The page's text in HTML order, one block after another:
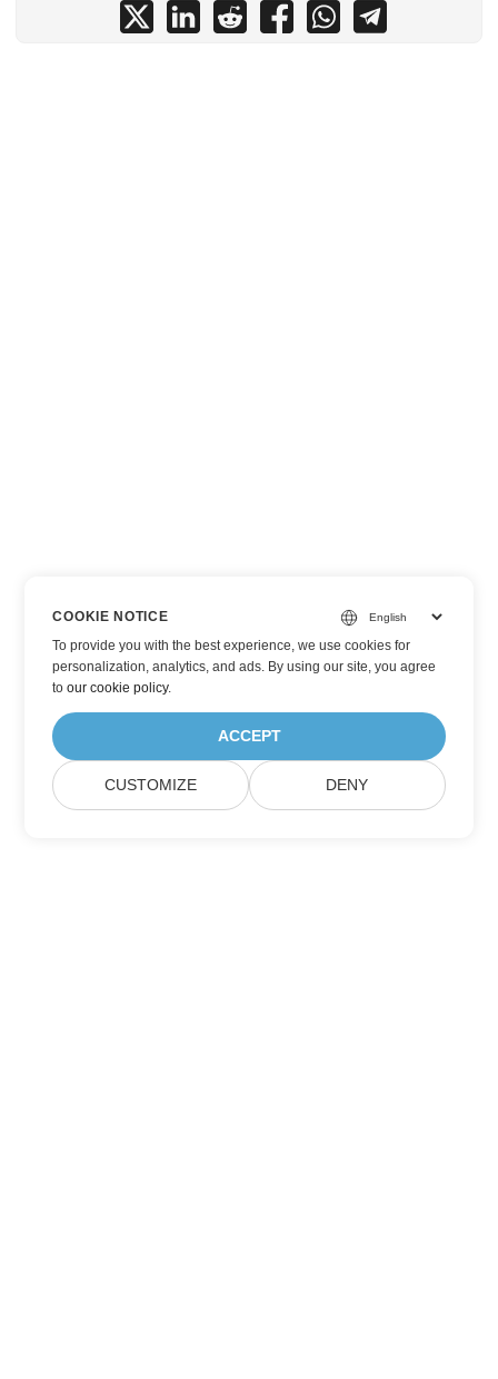
COOKIE NOTICE
To provide you with the best experience, we use cookies for
personalization, analytics, and ads. By using our site, you agree
toour cookie policy.
ACCEPT
CUSTOMIZE DENY